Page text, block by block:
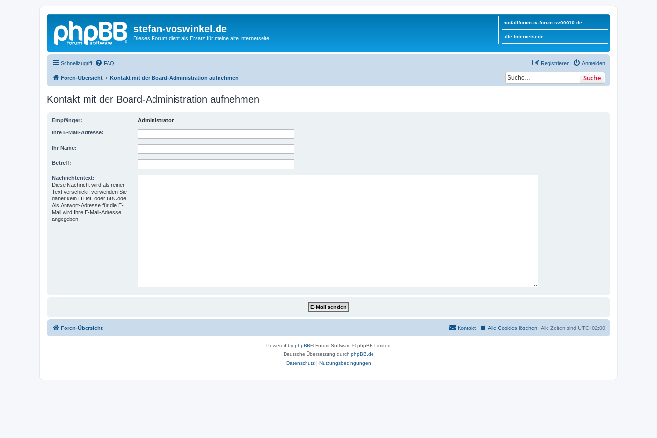
stefan-voswinkel.de
Dieses Forum dient als Ersatz für meine alte Internetseite
notfallforum-tv-forum.sv00010.de
alte Internetseite
Schnellzugriff FAQ Anmelden
Registrieren
Foren-Übersicht Kontakt mit der Board-Administration aufnehmen Suche
Kontakt mit der Board-Administration aufnehmen
Empfänger: Administrator
Ihre E-Mail-Adresse:
Ihr Name:
Betreff:
Nachrichtentext:
Diese Nachricht wird als reiner
Text verschickt, verwenden Sie
daher kein HTML oder BBCode.
Als Antwort-Adresse für die E-
Mail wird Ihre E-Mail-Adresse
angegeben.
Foren-Übersicht Alle Zeiten sind UTC+02:00
Alle Cookies löschen
Kontakt
Powered by phpBB® Forum Software © phpBB Limited
Deutsche Übersetzung durch phpBB.de
Datenschutz| Nutzungsbedingungen